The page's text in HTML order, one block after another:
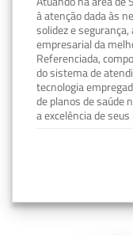
à atenção dada às
solidez e
empresarial da
Referenciada,
do sistema de
tecnologia
de planos de saúde
a excelência de